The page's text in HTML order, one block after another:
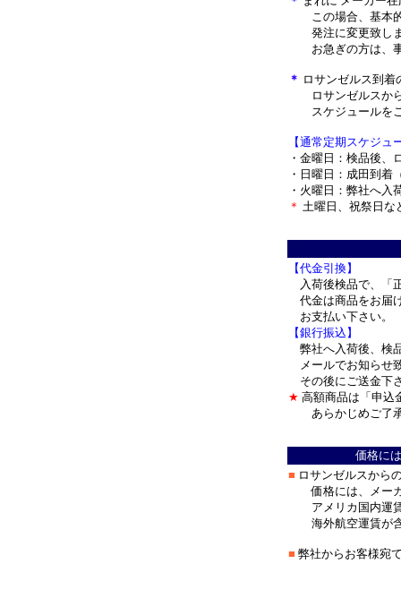
この場合、基本的
発注に変更致し
お急ぎの方は、事
＊ ロサンゼルス到
ロサンゼルスから
スケジュールをご
【通常定期スケジュ
・金曜日：検品後、
・日曜日：成田到着
・火曜日：弊社へ入
＊ 土曜日、祝祭日な
【代金引換】
入荷後検品で、「
代金は商品をお届
お支払い下さい。
【銀行振込】
弊社へ入荷後、検
メールでお知らせ
その後にご送金下
★ 高額商品は「申込
あらかじめご了
価格に
■ ロサンゼルスから
価格には、メーカ
アメリカ国内運賃
海外航空運賃が含
■ 弊社からお客様宛